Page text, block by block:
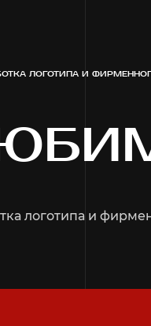
ЛОГОТИПА И
логотипа и